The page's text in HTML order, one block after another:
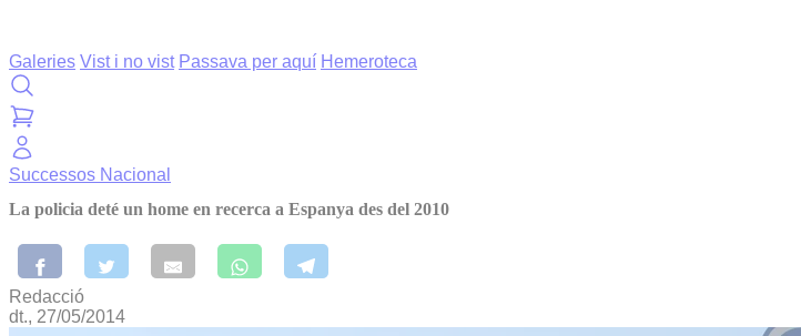
Galeries Vist i no vist Passava per aquí Hemeroteca
Successos Nacional
La policia deté un home en recerca a Espanya des del 2010
Redacció
dt., 27/05/2014